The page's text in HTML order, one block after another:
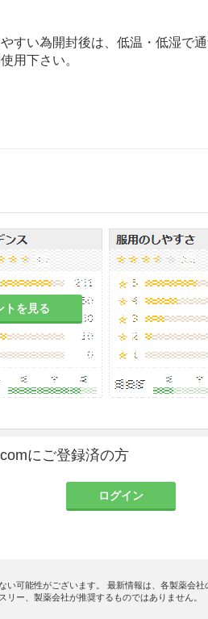
すい為開封後は、低温・低湿で
用下さい。
トを見る
にご登録済の方
ログイン
可能性がございます。 最新情報は、各製薬会社
ー、製薬会社が推奨するものではありません。